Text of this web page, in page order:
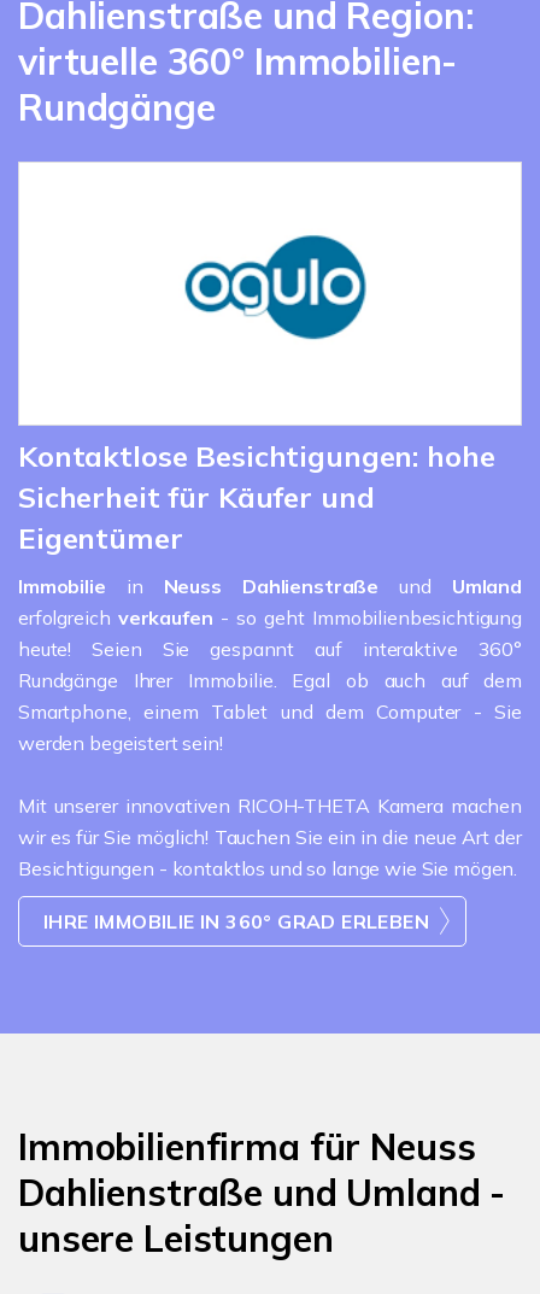
Dahlienstraße und Region:
virtuelle 360° Immobilien-
Rundgänge
Kontaktlose Besichtigungen: hohe
Sicherheit für Käufer und
Eigentümer
Immobilie in Neuss Dahlienstraßeund Umland
erfolgreich verkaufen - so geht Immobilienbesichtigung
heute! Seien Sie gespannt auf interaktive 360°
Rundgänge Ihrer Immobilie. Egal ob auch auf dem
Smartphone, einem Tablet und dem Computer - Sie
werden begeistert sein!
Mit unserer innovativen RICOH-THETA Kamera machen
wir es für Sie möglich! Tauchen Sie ein in die neue Art der
Besichtigungen - kontaktlos und so lange wie Sie mögen.
IHRE IMMOBILIE IN 360° GRAD ERLEBEN
Immobilienfirma für Neuss
Dahlienstraße und Umland -
unsere Leistungen